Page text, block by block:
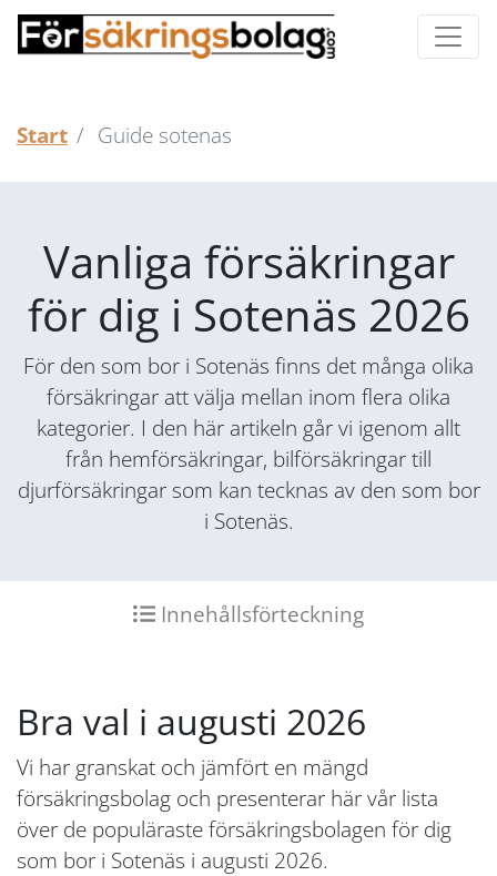
Start Guide sotenas
Vanliga försäkringar
för dig i Sotenäs 2026
För den som bor i Sotenäs finns det många olika
försäkringar att välja mellan inom flera olika
kategorier. I den här artikeln går vi igenom allt
från hemförsäkringar, bilförsäkringar till
djurförsäkringar som kan tecknas av den som bor
i Sotenäs.
Innehållsförteckning
Bra val i augusti 2026
Vi har granskat och jämfört en mängd
försäkringsbolag och presenterar här vår lista
över de populäraste försäkringsbolagen för dig
som bor i Sotenäs i augusti 2026.